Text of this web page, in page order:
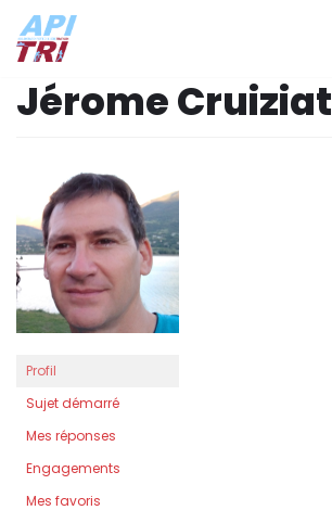
Aller
au
contenu
Jérome Cruiziat
Profil
Sujet démarré
Mes réponses
Engagements
Mes favoris